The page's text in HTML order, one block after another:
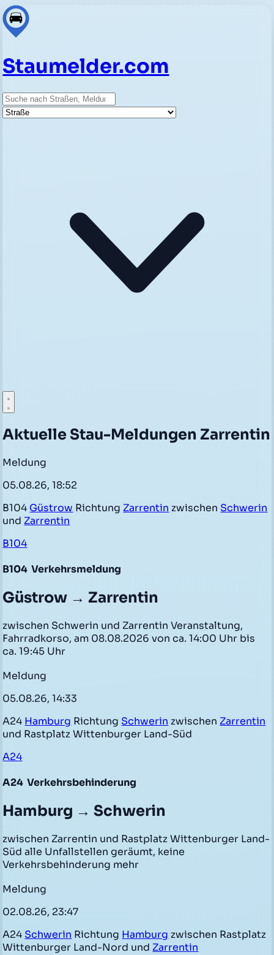
Staumelder.com
Suche
Straße
Aktuelle Stau-Meldungen Zarrentin
Meldung
05.08.26, 18:52
B104 Güstrow Richtung Zarrentin zwischen Schwerin
und Zarrentin
B104
B104 Verkehrsmeldung
Güstrow → Zarrentin
zwischen Schwerin und Zarrentin Veranstaltung,
Fahrradkorso, am 08.08.2026 von ca. 14:00 Uhr bis
ca. 19:45 Uhr
Meldung
05.08.26, 14:33
A24 Hamburg Richtung Schwerin zwischen Zarrentin
und Rastplatz Wittenburger Land-Süd
A24
A24 Verkehrsbehinderung
Hamburg → Schwerin
zwischen Zarrentin und Rastplatz Wittenburger Land-
Süd alle Unfallstellen geräumt, keine
Verkehrsbehinderung mehr
Meldung
02.08.26, 23:47
A24 Schwerin Richtung Hamburg zwischen Rastplatz
Wittenburger Land-Nord und Zarrentin